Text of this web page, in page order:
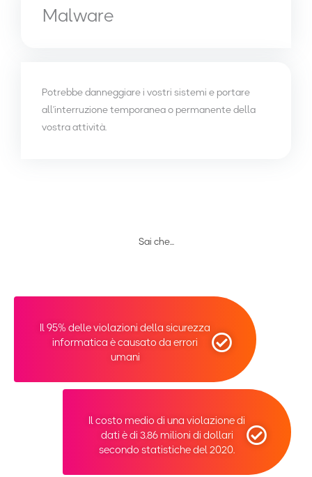
Malware
Potrebbe danneggiare i vostri sistemi e portare
all’interruzione temporanea o permanente della
vostra attività.
Sai che...
Il 95% delle violazioni della sicurezza
informatica è causato da errori
umani
Il costo medio di una violazione di
dati è di 3.86 milioni di dollari
secondo statistiche del 2020.